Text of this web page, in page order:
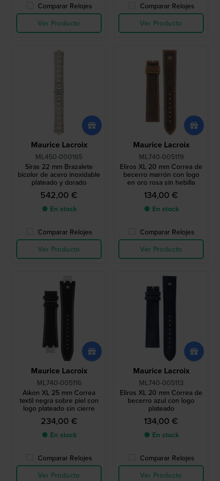
Comparar Relojes
Ver Producto
Comparar Relojes
Ver Producto
Maurice Lacroix
ML450-000165
Siras 22 mm Brazalete
bicolor de acero inoxidable
plateado y dorado
542,00 €
● En stock
Comparar Relojes
Ver Producto
Maurice Lacroix
ML740-005119
Eliros XL 20 mm Correa de
becerro marrón con logo
en oro rosa sin hebilla
134,00 €
● En stock
Comparar Relojes
Ver Producto
Maurice Lacroix
ML740-005116
Aikon XL 25 mm Correa
textil negra sobre piel con
logo plateado sin cierre
234,00 €
● En stock
Comparar Relojes
Ver Producto
Maurice Lacroix
ML740-005113
Eliros XL 20 mm Correa de
becerro azul con logo
plateado
134,00 €
● En stock
Comparar Relojes
Ver Producto